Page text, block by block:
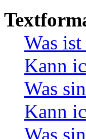
Was
Kann
Was
Kann
Was